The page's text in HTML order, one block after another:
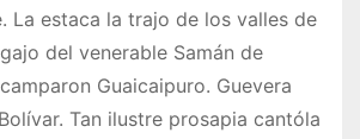
La estaca la trajo de los valles de
del venerable Samán de
Guaicaipuro. Guevera
Tan ilustre prosapia cantóla